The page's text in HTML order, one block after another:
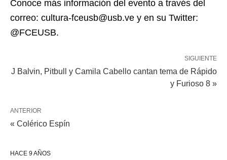
Conoce más información del evento a través del
correo: cultura-fceusb@usb.ve y en su Twitter:
@FCEUSB.
SIGUIENTE
J Balvin, Pitbull y Camila Cabello cantan tema de Rápido
y Furioso 8 »
ANTERIOR
« Colérico Espín
HACE 9 AÑOS